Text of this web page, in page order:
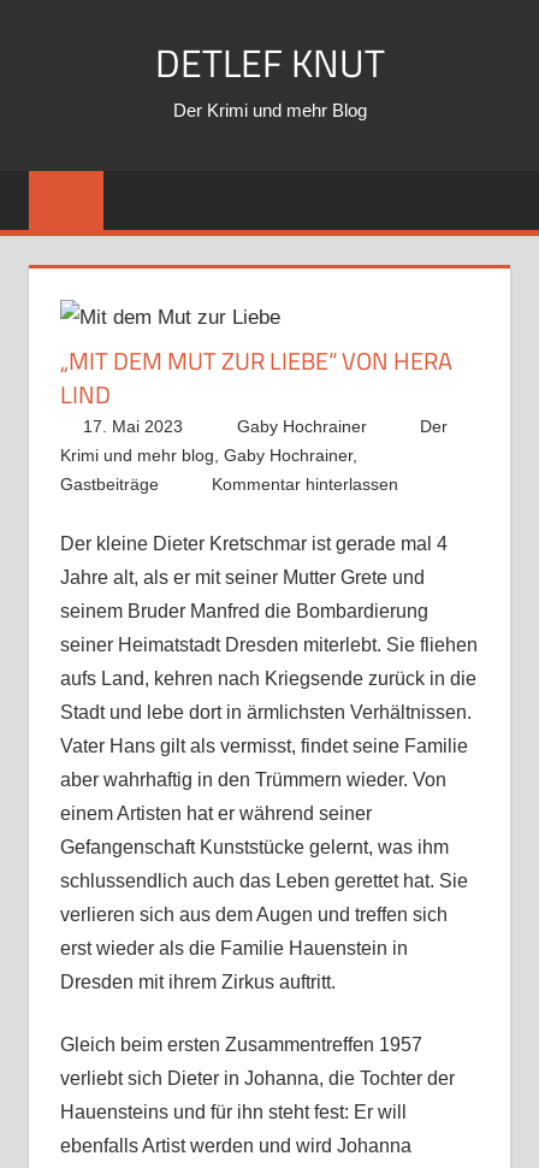
DETLEF KNUT
Der Krimi und mehr Blog
„MIT DEM MUT ZUR LIEBE“ VON HERA
LIND
17. Mai 2023 Gaby Hochrainer
Der
Krimi und mehr blog, Gaby Hochrainer,
Gastbeiträge
Kommentar hinterlassen
Der kleine Dieter Kretschmar ist gerade mal 4
Jahre alt, als er mit seiner Mutter Grete und
seinem Bruder Manfred die Bombardierung
seiner Heimatstadt Dresden miterlebt. Sie fliehen
aufs Land, kehren nach Kriegsende zurück in die
Stadt und lebe dort in ärmlichsten Verhältnissen.
Vater Hans gilt als vermisst, findet seine Familie
aber wahrhaftig in den Trümmern wieder. Von
einem Artisten hat er während seiner
Gefangenschaft Kunststücke gelernt, was ihm
schlussendlich auch das Leben gerettet hat. Sie
verlieren sich aus dem Augen und treffen sich
erst wieder als die Familie Hauenstein in
Dresden mit ihrem Zirkus auftritt.
Gleich beim ersten Zusammentreffen 1957
verliebt sich Dieter in Johanna, die Tochter der
Hauensteins und für ihn steht fest: Er will
ebenfalls Artist werden und wird Johanna